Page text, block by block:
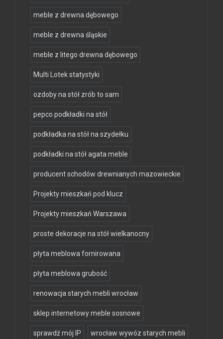
meble z drewna dębowego
meble z drewna śląskie
meble z litego drewna dębowego
Multi Lotek statystyki
ozdoby na stół zrób to sam
pepco podkładki na stół
podkładka na stół na szydełku
podkładki na stół agata meble
producent schodów drewnianych mazowieckie
Projekty mieszkań pod klucz
Projekty mieszkań Warszawa
proste dekoracje na stół wielkanocny
płyta meblowa fornirowana
płyta meblowa grubość
renowacja starych mebli wrocław
sklep internetowy meble sosnowe
sprawdź mój IP wrocław wywóz starych mebli